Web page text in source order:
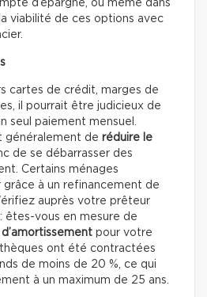
d’épargne, ou même dans
viabilité de ces options avec
cartes de crédit, marges de
il pourrait être judicieux de
seul paiement mensuel.
de réduire le
de se débarrasser des
Certains ménages
à un refinancement de
auprès votre prêteur
êtes-vous en mesure de
pour votre
ont été contractées
de moins de 20 %, ce qui
à un maximum de 25 ans.